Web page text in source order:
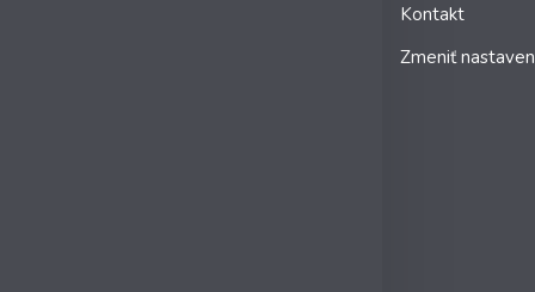
Kontakt
Zmeniť